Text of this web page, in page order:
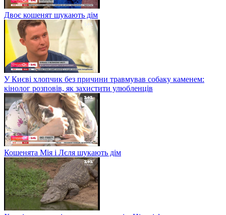
Двоє кошенят шукають дім
У Києві хлопчик без причини травмував собаку каменем:
кінолог розповів, як захистити улюбленців
Кошенята Мія і Лєля шукають дім